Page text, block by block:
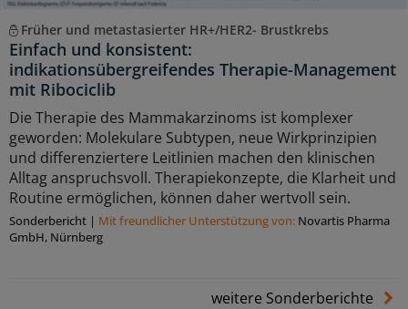
Früher und metastasierter HR+/HER2- Brustkrebs
Einfach und konsistent:
indikationsübergreifendes Therapie-Management
mit Ribociclib
Die Therapie des Mammakarzinoms ist komplexer
geworden: Molekulare Subtypen, neue Wirkprinzipien
und differenziertere Leitlinien machen den klinischen
Alltag anspruchsvoll. Therapiekonzepte, die Klarheit und
Routine ermöglichen, können daher wertvoll sein.
Sonderbericht | Mit freundlicher Unterstützung von: Novartis Pharma
GmbH, Nürnberg
weitere Sonderberichte